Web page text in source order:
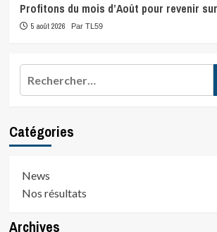
Profitons du mois d’Août pour revenir
5 août 2026 Par TL59
Catégories
News
Nos résultats
Archives